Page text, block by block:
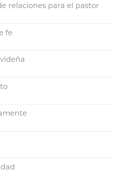
relaciones para el pastor
fe